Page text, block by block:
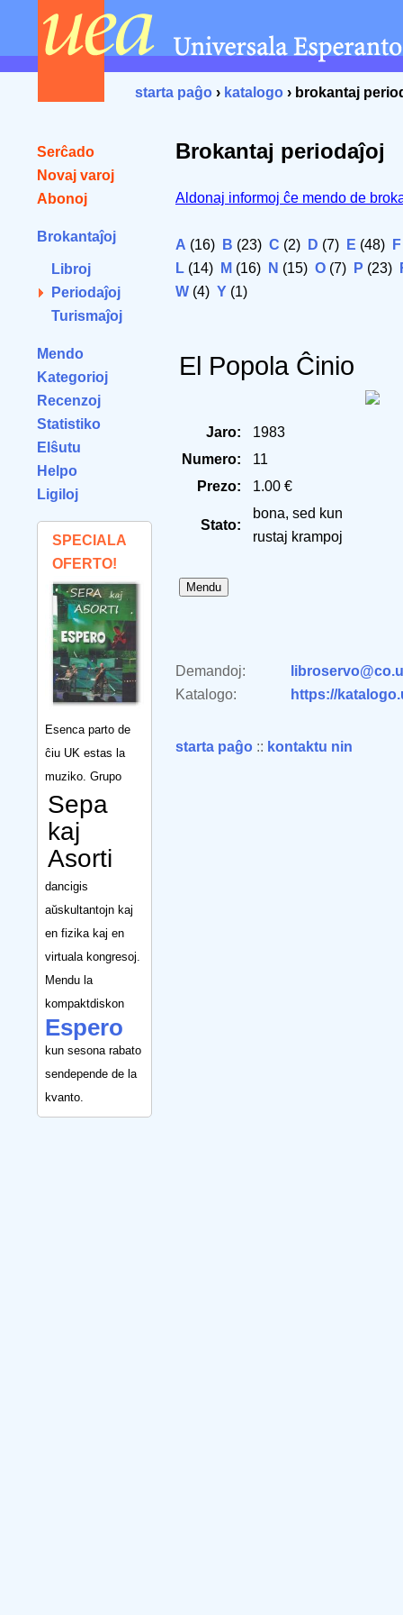
starta paĝo › katalogo › brokantaj
Serĉado
Novaj varoj
Abonoj
Brokantaĵoj
Libroj
Periodaĵoj
Turismaĵoj
Mendo
Kategorioj
Recenzoj
Statistiko
Elŝutu
Helpo
Ligiloj
SPECIALA
OFERTO!
Esenca parto de
ĉiu UK estas la
muziko. Grupo
Sepa
kaj
Asorti
dancigis
aŭskultantojn kaj
en fizika kaj en
virtuala kongresoj.
Mendu la
kompaktdiskon
Espero
kun sesona rabato
sendepende de la
kvanto.
Brokantaj periodaĵoj
Aldonaj informoj ĉe mendo de
A (16) B (23) C (2) D (7) E (48) F
L (14) M (16) N (15) O (7) P (23)
W (4) Y (1)
El Popola Ĉinio
Jaro:
1983
Numero:
11
Prezo:
1.00 €
Stato:
bona, sed kun
rustaj krampoj
Demandoj:
Katalogo:
https://
starta paĝo :: kontaktu nin